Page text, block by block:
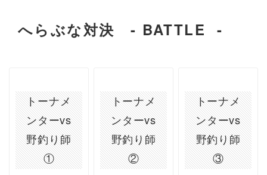
へらぶな対決 - BATTLE -
トーナメ
ンターvs
野釣り師
①
トーナメ
ンターvs
野釣り師
②
トーナメ
ンターvs
野釣り師
③